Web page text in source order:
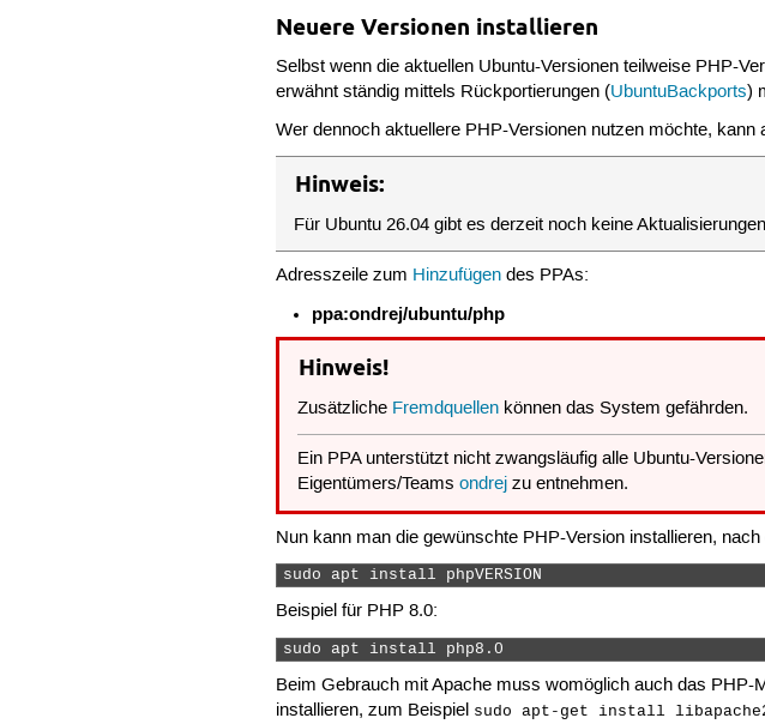
Neuere Versionen installieren
Selbst wenn die aktuellen Ubuntu-Versionen teilweise PHP-
erwähnt ständig mittels Rückportierungen (UbuntuBackports)
Wer dennoch aktuellere PHP-Versionen nutzen möchte,
Hinweis:
Für Ubuntu 26.04 gibt es derzeit noch keine
Adresszeile zum Hinzufügen des PPAs:
ppa:ondrej/ubuntu/php
Hinweis!
Zusätzliche Fremdquellen können das System gefährden.
Ein PPA unterstützt nicht zwangsläufig alle Ubuntu-
Eigentümers/Teamsondrej zu entnehmen.
Nun kann man die gewünschte PHP-Version installieren,
sudo apt install phpVERSION
Beispiel für PHP 8.0:
sudo apt install php8.0
Beim Gebrauch mit Apache muss womöglich auch das
installieren, zum Beispiel sudo apt-get install